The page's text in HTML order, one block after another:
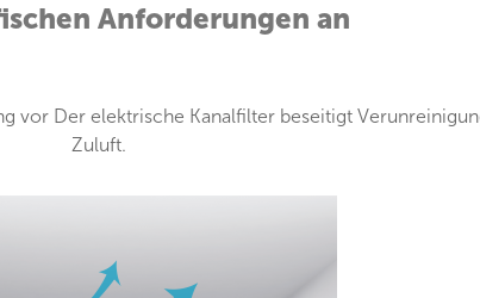
Anforderungen an
vor Der elektrische Kanalfilter beseitigt
Zuluft.